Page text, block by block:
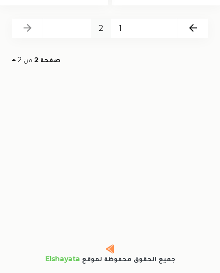
1
2
صفحة 2 من 2
جميع الحقوق محفوظة لموقع Elshayata